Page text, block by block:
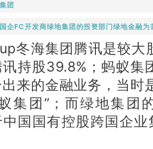
团
企FC开发商绿地集团的投资部门绿地金融为
冬海集团腾讯是较大
持股39.8%；蚂蚁集
来的金融业务，当时
集团”；而绿地集团
国国有控股跨国企